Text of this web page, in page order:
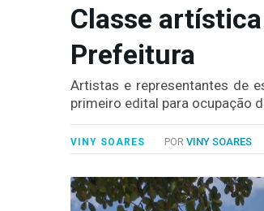
Classe
Prefeitura
Artistas e representantes de
primeiro edital para ocupação
VINY SOARES POR VINY SOARES